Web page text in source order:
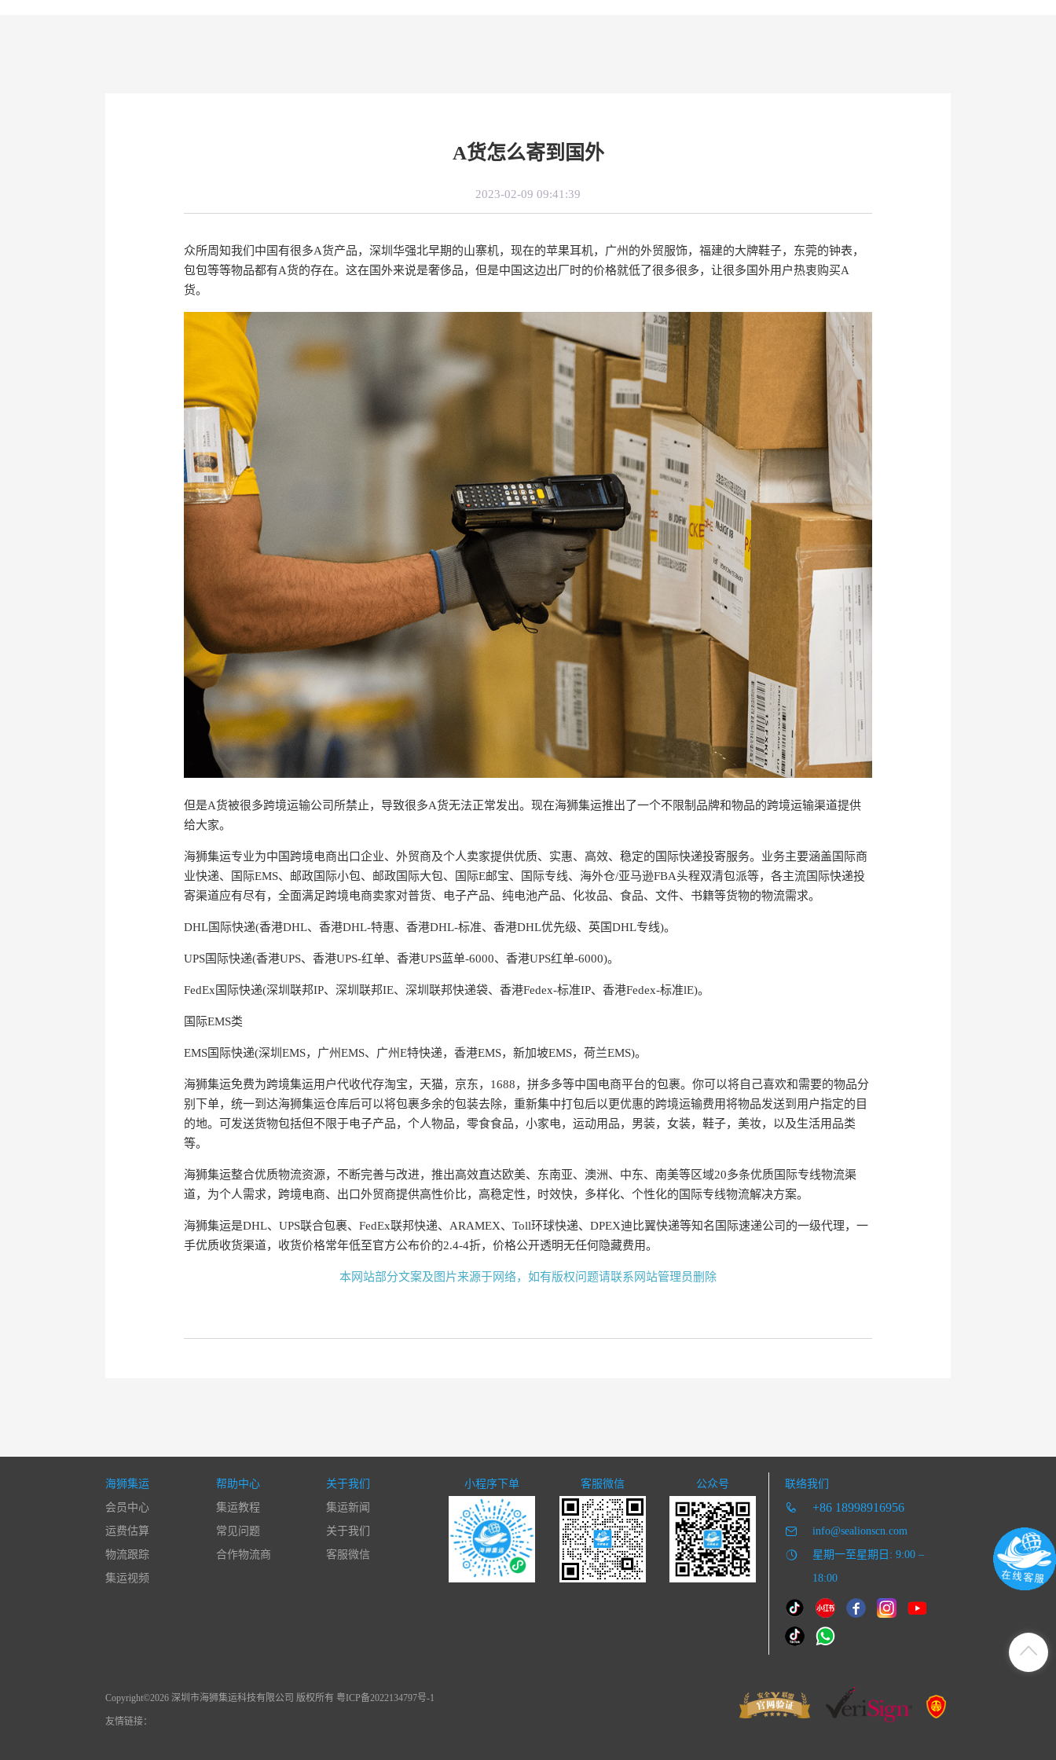
A货怎么寄到国外
2023-02-09 09:41:39
众所周知我们中国有很多A货产品，深圳华强北早期的山寨机，现在的苹果耳机，广州的外贸服饰，福建的大牌鞋子，东莞的钟表，
包包等等物品都有A货的存在。这在国外来说是奢侈品，但是中国这边出厂时的价格就低了很多很多，让很多国外用户热衷购买A
货。
但是A货被很多跨境运输公司所禁止，导致很多A货无法正常发出。现在海狮集运推出了一个不限制品牌和物品的跨境运输渠道提供
给大家。
海狮集运专业为中国跨境电商出口企业、外贸商及个人卖家提供优质、实惠、高效、稳定的国际快递投寄服务。业务主要涵盖国际商
业快递、国际EMS、邮政国际小包、邮政国际大包、国际E邮宝、国际专线、海外仓/亚马逊FBA头程双清包派等，各主流国际快递投
寄渠道应有尽有，全面满足跨境电商卖家对普货、电子产品、纯电池产品、化妆品、食品、文件、书籍等货物的物流需求。
DHL国际快递(香港DHL、香港DHL-特惠、香港DHL-标准、香港DHL优先级、英国DHL专线)。
UPS国际快递(香港UPS、香港UPS-红单、香港UPS蓝单-6000、香港UPS红单-6000)。
FedEx国际快递(深圳联邦IP、深圳联邦IE、深圳联邦快递袋、香港Fedex-标准IP、香港Fedex-标准lE)。
国际EMS类
EMS国际快递(深圳EMS，广州EMS、广州E特快递，香港EMS，新加坡EMS，荷兰EMS)。
海狮集运免费为跨境集运用户代收代存淘宝，天猫，京东，1688，拼多多等中国电商平台的包裹。你可以将自己喜欢和需要的物品分
别下单，统一到达海狮集运仓库后可以将包裹多余的包装去除，重新集中打包后以更优惠的跨境运输费用将物品发送到用户指定的目
的地。可发送货物包括但不限于电子产品，个人物品，零食食品，小家电，运动用品，男装，女装，鞋子，美妆，以及生活用品类
等。
海狮集运整合优质物流资源，不断完善与改进，推出高效直达欧美、东南亚、澳洲、中东、南美等区域20多条优质国际专线物流渠
道，为个人需求，跨境电商、出口外贸商提供高性价比，高稳定性，时效快，多样化、个性化的国际专线物流解决方案。
海狮集运是DHL、UPS联合包裹、FedEx联邦快递、ARAMEX、Toll环球快递、DPEX迪比翼快递等知名国际速递公司的一级代理，一
手优质收货渠道，收货价格常年低至官方公布价的2.4-4折，价格公开透明无任何隐藏费用。
本网站部分文案及图片来源于网络，如有版权问题请联系网站管理员删除
海狮集运
会员中心
运费估算
物流跟踪
集运视频
帮助中心
集运教程
常见问题
合作物流商
关于我们
集运新闻
关于我们
客服微信
小程序下单 客服微信 公众号 联络我们
+86 18998916956
info@sealionscn.com
星期一至星期日: 9:00 –
18:00
Copyright©2026 深圳市海狮集运科技有限公司 版权所有 粤ICP备2022134797号-1
友情链接：